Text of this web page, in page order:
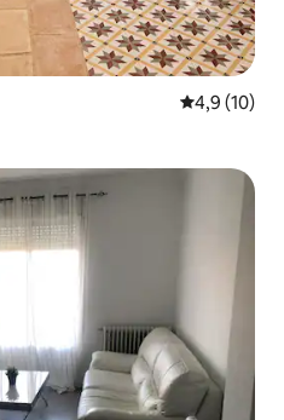
Середня
4,9 (10)